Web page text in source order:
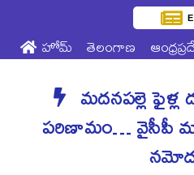
హోమ్ తెలంగాణ
మదనపల్లె ఫైళ్ల
పరిణామం… వైసీపీ